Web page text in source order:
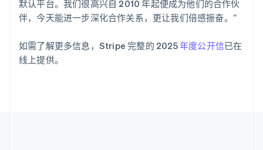
默认平台。我们很高兴自 2010 年起便成为他们的合作伙
伴，今天能进一步深化合作关系，更让我们倍感振奋。”
如需了解更多信息，Stripe 完整的 2025年度公开信已在
线上提供。
匈牙利
English
印度
English